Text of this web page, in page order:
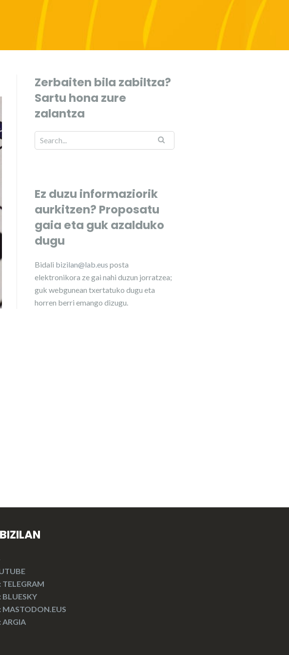
Zerbaiten bila zabiltza?
Sartu hona zure
zalantza
Ez duzu informaziorik
aurkitzen? Proposatu
gaia eta guk azalduko
dugu
Bidali bizilan@lab.eus posta
elektronikora ze gai nahi duzun jorratzea;
guk webgunean txertatuko dugu eta
horren berri emango dizugu.
MASTODON.EUS
ARGIA